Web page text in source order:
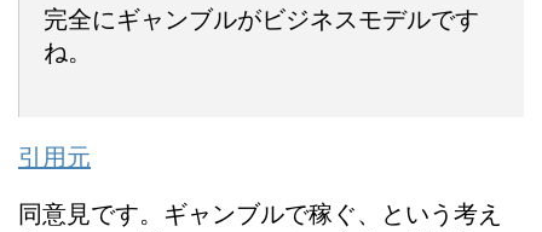
完全にギャンブルがビジネスモデルです
ね。
引用元
同意見です。ギャンブルで稼ぐ、という考え